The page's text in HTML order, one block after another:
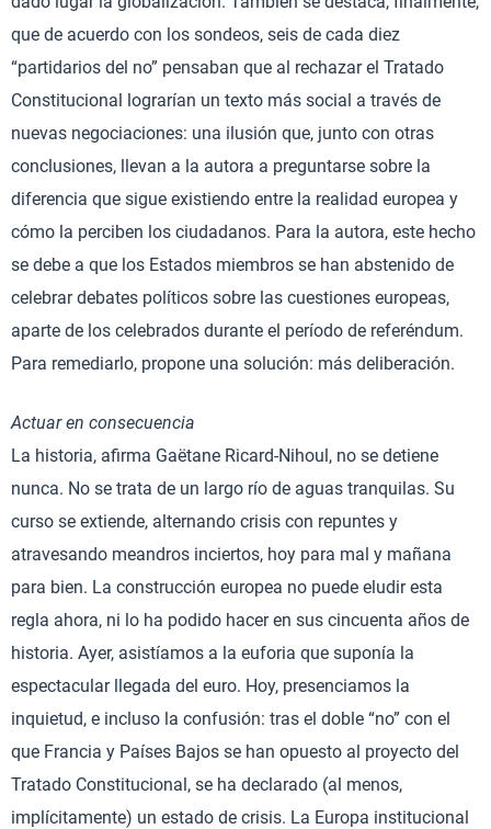
que de acuerdo con los sondeos, seis de cada diez
“partidarios del no” pensaban que al rechazar el Tratado
Constitucional lograrían un texto más social a través de
nuevas negociaciones: una ilusión que, junto con otras
conclusiones, llevan a la autora a preguntarse sobre la
diferencia que sigue existiendo entre la realidad europea y
cómo la perciben los ciudadanos. Para la autora, este hecho
se debe a que los Estados miembros se han abstenido de
celebrar debates políticos sobre las cuestiones europeas,
aparte de los celebrados durante el período de referéndum.
Para remediarlo, propone una solución: más deliberación.
Actuar en consecuencia
La historia, afirma Gaëtane Ricard-Nihoul, no se detiene
nunca. No se trata de un largo río de aguas tranquilas. Su
curso se extiende, alternando crisis con repuntes y
atravesando meandros inciertos, hoy para mal y mañana
para bien. La construcción europea no puede eludir esta
regla ahora, ni lo ha podido hacer en sus cincuenta años de
historia. Ayer, asistíamos a la euforia que suponía la
espectacular llegada del euro. Hoy, presenciamos la
inquietud, e incluso la confusión: tras el doble “no” con el
que Francia y Países Bajos se han opuesto al proyecto del
Tratado Constitucional, se ha declarado (al menos,
implícitamente) un estado de crisis. La Europa institucional